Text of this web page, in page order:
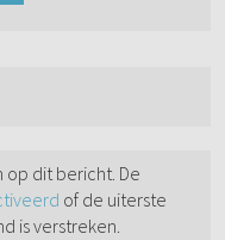
op dit bericht. De
of de uiterste
is verstreken.